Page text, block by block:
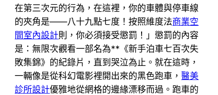
在第三次元的行為，在這裡，你的車體與停車線
的夾角是——八十九點七度！按照維度法商業空
間室內設計則，你必須接受懲罰！」懲罰的內容
是：無限次觀看一部名為**《新手泊車七百次失
敗集錦》的紀錄片，直到哭泣為止。就在這時，
一輛像是從科幻電影裡開出來的黑色跑車，醫美
診所設計優雅地從網格的邊緣漂移而過。跑車的